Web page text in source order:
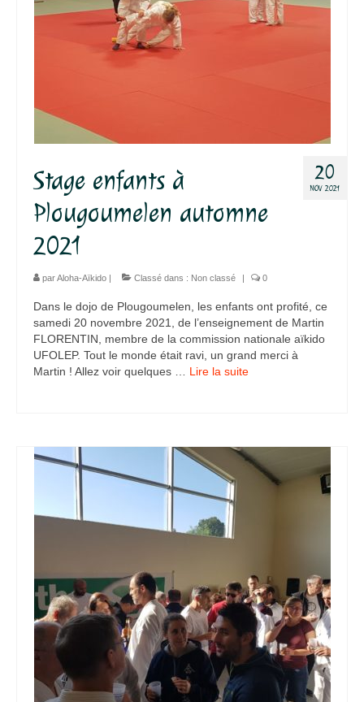
20
NOV 2021
Stage enfants à
Plougoumelen automne
2021
parAloha-Aïkido | Classé dans : Non classé | 0
Dans le dojo de Plougoumelen, les enfants ont profité, ce
samedi 20 novembre 2021, de l’enseignement de Martin
FLORENTIN, membre de la commission nationale aïkido
UFOLEP. Tout le monde était ravi, un grand merci à
Martin ! Allez voir quelques … Lire la suite­­